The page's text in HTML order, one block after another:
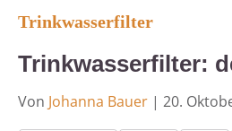
Trinkwasserfilter
Trinkwasserfilter:
Von Johanna Bauer | 20.